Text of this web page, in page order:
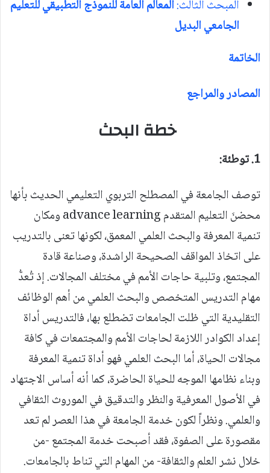
المبحث الثالث:المعالم العامة للنموذج التطبيقي للتعليم
الجامعي البديل
الخاتمة
المصادر والمراجع
خطة البحث
1. توطئة:
توصف الجامعة في المصطلح التربوي التعليمي الحديث بأنها
محضنَ التعليم المتقدم advance learning ومكان
تنمية المعرفة والبحث العلمي المعمق، لكونها تعنى بالتدريب
على اتخاذ المواقف الصحيحة الراشدة، وصناعة قادة
المجتمع، وتلبية حاجات الأمم في مختلف المجالات. إذ تُعدُّ
مهام التدريس المتخصص والبحث العلمي من أهم الوظائف
التقليدية التي ظلت الجامعات تضطلع بها، فالتدريس أداة
إعداد الكوادر اللازمة لحاجات الأمم والمجتمعات في كافة
مجالات الحياة، أما البحث العلمي فهو أداة تنمية المعرفة
وبناء نظامها الموجه للحياة الحاضرة، كما أنه أساس الاجتهاد
في الأصول المعرفية والنظر والتدقيق في الموروث الثقافي
والعلمي. ونظراً لكون خدمة الجامعة في هذا العصر لم تعد
مقصورة على الصفوة، فقد أصبحت خدمة المجتمع -من
خلال نشر العلم والثقافة- من المهام التي تناط بالجامعات.